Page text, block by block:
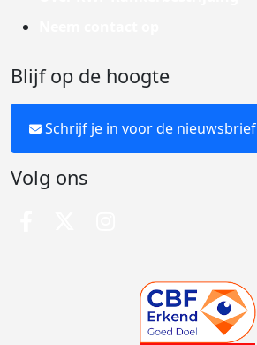
Blijf op de hoogte
Schrijf je in voor de nieuwsbrief
Volg ons